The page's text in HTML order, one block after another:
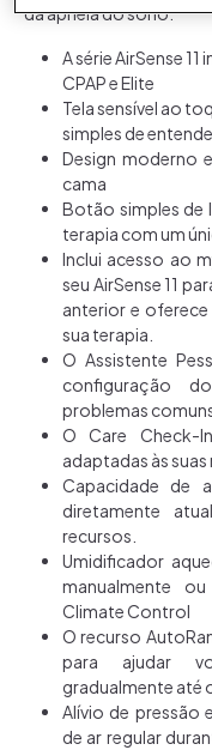
da apneia do sono:
A série AirSense
CPAP e Elite
Tela sensível ao
simples de
Design moderno
cama
Botão simples de
terapia com um
Inclui acesso ao
seu AirSense 11
anterior e oferece
sua terapia.
O Assistente
configuração
problemas
O Care Check-
adaptadas às suas
Capacidade de
diretamente
recursos.
Umidificador
manualmente ou
Climate Control
O recurso
para ajudar
gradualmente até
Alívio de pressão
de ar regular